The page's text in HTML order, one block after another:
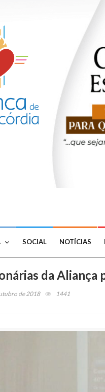
SOCIAL NOTÍCIAS
da Aliança
de 2018 1441